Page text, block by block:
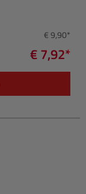
€ 9,90*
€ 7,92*